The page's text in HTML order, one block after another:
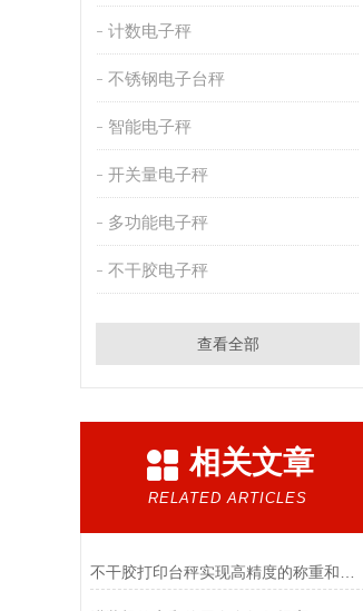
计数电子秤
不锈钢电子台秤
智能电子秤
开关量电子秤
多功能电子秤
不干胶电子秤
查看全部
相关文章
RELATED ARTICLES